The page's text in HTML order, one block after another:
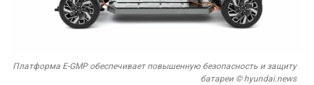
Платформа E-GMP обеспечивает повышенную безопасность и защиту
батареи © hyundai.news